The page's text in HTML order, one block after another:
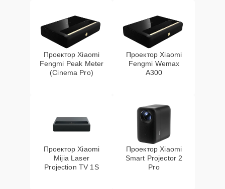
Проектор Xiaomi
Fengmi Peak Meter
(Cinema Pro)
Проектор Xiaomi
Fengmi Wemax
A300
Проектор Xiaomi
Mijia Laser
Projection TV 1S
Проектор Xiaomi
Smart Projector 2
Pro